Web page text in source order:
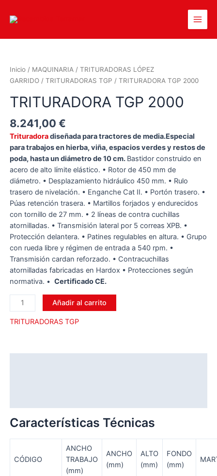
Inicio / MAQUINARIA / TRITURADORAS LÓPEZ
GARRIDO / TRITURADORAS TGP / TRITURADORA TGP 2000
TRITURADORA TGP 2000
8.241,00 €
Trituradoradiseñada para tractores de media.Especial
para trabajos en hierba, viña, espacios verdes y restos de
poda, hasta un diámetro de 10 cm. Bastidor construido en
acero de alto límite elástico. • Rotor de 450 mm de
diámetro. • Desplazamiento hidráulico 450 mm. • Rulo
trasero de nivelación. • Enganche Cat II. • Portón trasero. •
Púas retención trasera. • Martillos forjados y endurecidos
con tornillo de 27 mm. • 2 líneas de contra cuchillas
atornilladas. • Transmisión lateral por 5 correas XPB. •
Protección delantera. • Patines regulables en altura. • Grupo
con rueda libre y régimen de entrada a 540 rpm. •
Transmisión cardan reforzado. • Contracuchillas
atornilladas fabricadas en Hardox • Protecciones según
normativa. • Certiﬁcado CE.
Añadir al carrito
TRITURADORAS TGP
Características Técnicas
CÓDIGO
ANCHO
TRABAJO
(mm)
ANCHO
(mm)
ALTO
(mm)
FONDO
(mm)